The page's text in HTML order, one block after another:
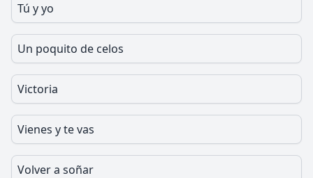
Tú y yo
Un poquito de celos
Victoria
Vienes y te vas
Volver a soñar